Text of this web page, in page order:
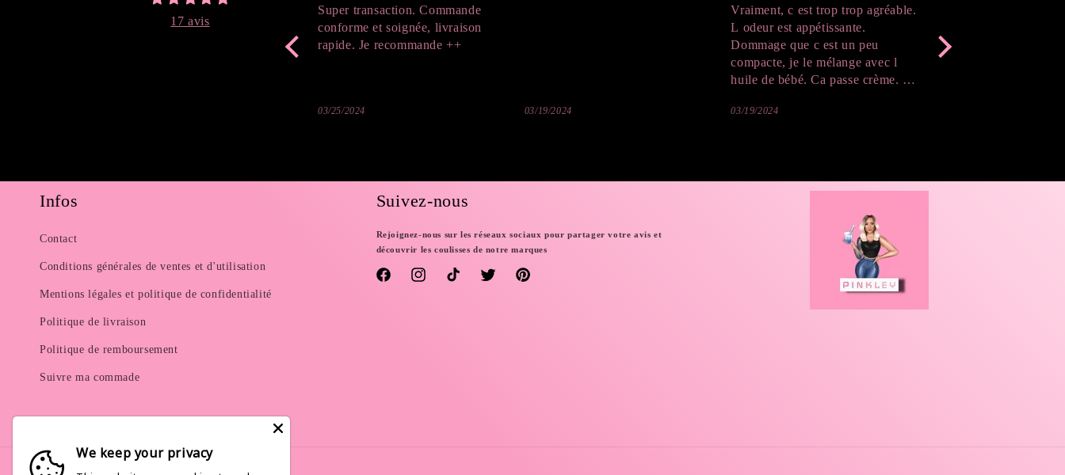
17 avis
Super transaction. Commande
conforme et soignée, livraison
rapide. Je recommande ++
03/25/2024 03/19/2024
Vraiment, c est trop trop agréable.
L odeur est appétissante.
Dommage que c est un peu
compacte, je le mélange avec l
huile de bébé. Ca passe crème. Je
même la couleur donne envie de
03/19/2024
après démoulage ,
Merci beaucoup !
Infos
Contact
Conditions générales de ventes et d'utilisation
Mentions légales et politique de confidentialité
Politique de livraison
Politique de remboursement
Suivre ma commade
Suivez-nous
Rejoignez-nous sur les réseaux sociaux pour partager votre avis et
découvrir les coulisses de notre marques
FacebookInstagramTikTok Twitter Pinterest
We keep your privacy